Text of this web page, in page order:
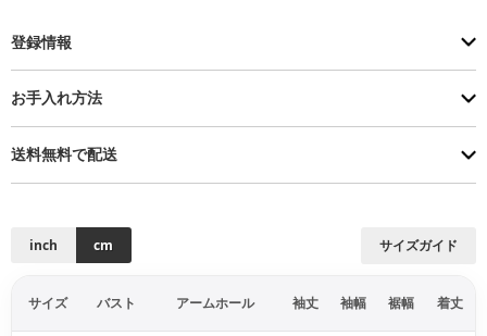
登録情報
お手入れ方法
送料無料で配送
サイズガイド
inch cm
サイズ バスト アームホール 袖丈 袖幅 裾幅 着丈